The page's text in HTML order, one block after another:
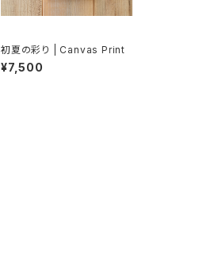
初夏の彩り | Canvas Print
¥7,500